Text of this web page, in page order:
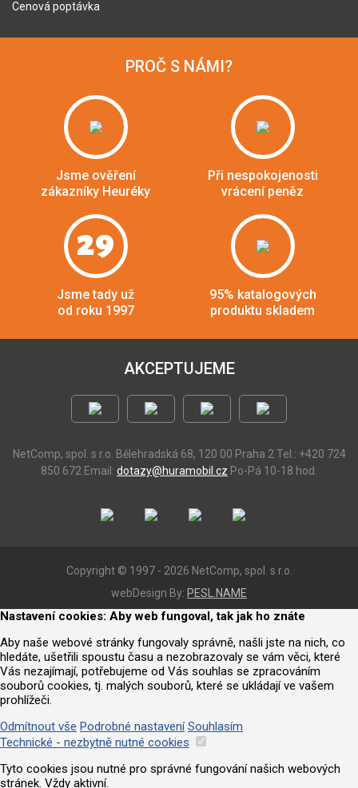
Cenová poptávka
PROČ S NÁMI?
Jsme ověření
zákazníky Heuréky
Při nespokojenosti
vrácení peněz
29
Jsme tady už
od roku 1997
95% katalogových
produktu skladem
AKCEPTUJEME
NetComp, spol. s r.o. Bělehradská 68, 120 00 Praha 2 Tel.: +420 724
850 672 Email: dotazy@huramobil.cz Po-Pá 10-18 hod.
Copyright © 1997 - 2026 NetComp, spol. s r.o.
webDesign By: PESL.NAME
Nastavení cookies: Aby web fungoval, tak jak ho znáte
Aby naše webové stránky fungovaly správně, našli jste na nich, co
hledáte, ušetřili spoustu času a nezobrazovaly se vám věci, které
Vás nezajímají, potřebujeme od Vás souhlas se zpracováním
souborů cookies, tj. malých souborů, které se ukládají ve vašem
prohlížeči.
Odmítnout vše Podrobné nastavení Souhlasím
Technické - nezbytně nutné cookies
Tyto cookies jsou nutné pro správné fungování našich webových
stránek. Vždy aktivní.